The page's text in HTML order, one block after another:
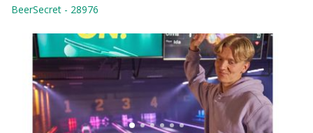
BeerSecret - 28976